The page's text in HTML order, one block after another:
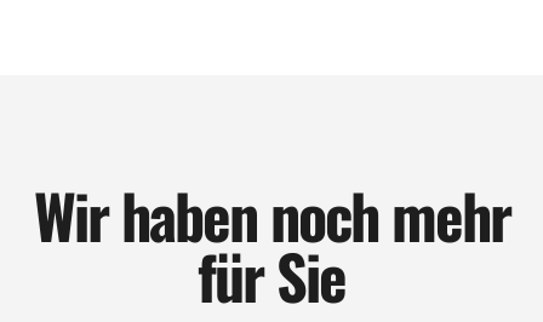
Wir haben noch mehr
für Sie